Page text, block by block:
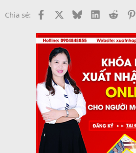
o
n
Chia sẻ: Facebook BlueskyLinkedInReddit